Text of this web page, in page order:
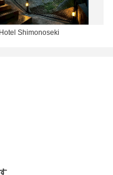
Shimonoseki